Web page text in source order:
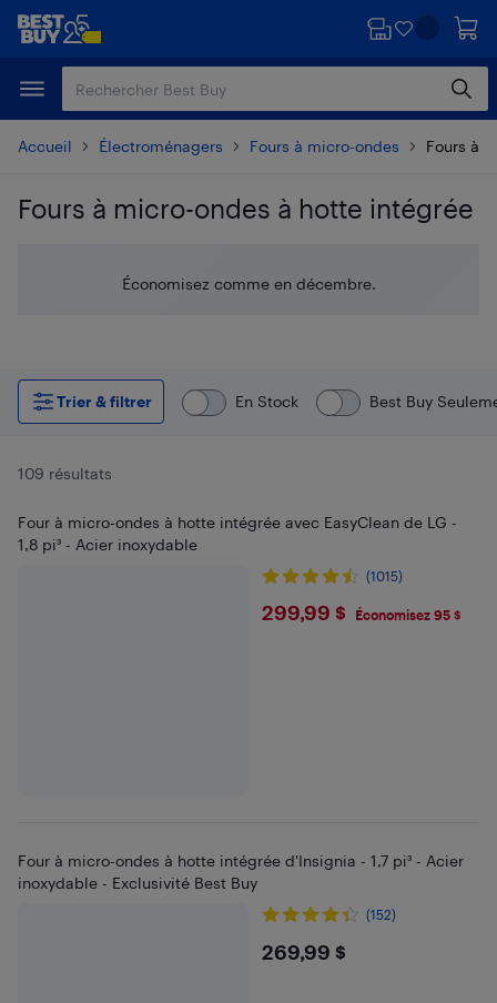
Passer
principal
Passer
Accueil Électroménagers Fours à micro-ondes Fours à
Fours à micro-ondes à hotte intégrée
Économisez comme en décembre.
Trier & filtrer En Stock Best Buy
109 résultats
Four à micro-ondes à hotte intégrée avec EasyClean de LG -
1,8 pi³ - Acier inoxydable
(1015)
$299.99
299,99 $ Économisez 95 $
Four à micro-ondes à hotte intégrée d'Insignia - 1,7 pi³ - Acier
inoxydable - Exclusivité Best Buy
(152)
$269.99
269,99 $